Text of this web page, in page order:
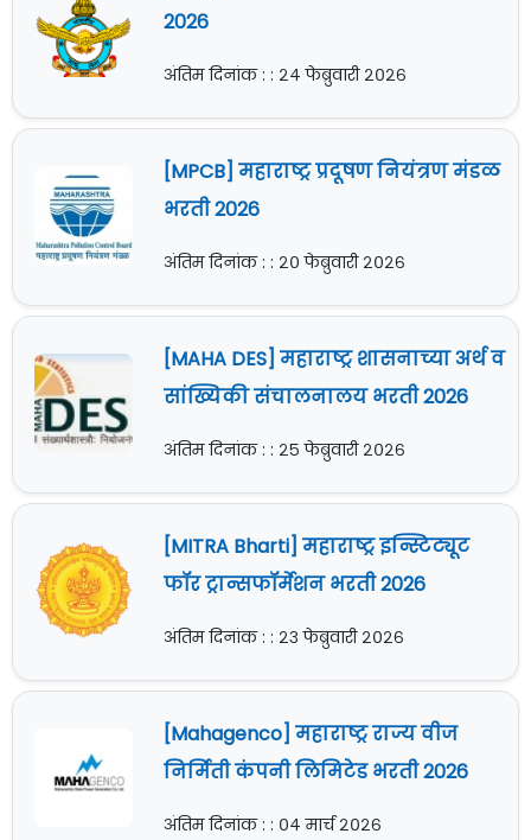
2026
अंतिम दिनांक : : २४ फेब्रुवारी २०२६
[MPCB] महाराष्ट्र प्रदूषण नियंत्रण मंडळ
भरती 2026
अंतिम दिनांक : : २० फेब्रुवारी २०२६
[MAHA DES] महाराष्ट्र शासनाच्या अर्थ व
सांख्यिकी संचालनालय भरती 2026
अंतिम दिनांक : : २५ फेब्रुवारी २०२६
[MITRA Bharti] महाराष्ट्र इन्स्टिट्यूट
फॉर ट्रान्सफॉर्मेशन भरती 2026
अंतिम दिनांक : : २३ फेब्रुवारी २०२६
[Mahagenco] महाराष्ट्र राज्य वीज
निर्मिती कंपनी लिमिटेड भरती 2026
अंतिम दिनांक : : ०४ मार्च २०२६